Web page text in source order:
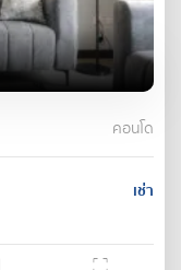
คอนโด
เช่า